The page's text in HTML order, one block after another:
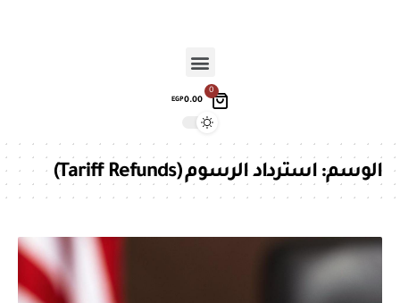
0
EGP0.00
الوسم:استرداد الرسوم (Tariff Refunds)